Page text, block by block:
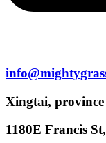
Xingtai,
1180E Francis